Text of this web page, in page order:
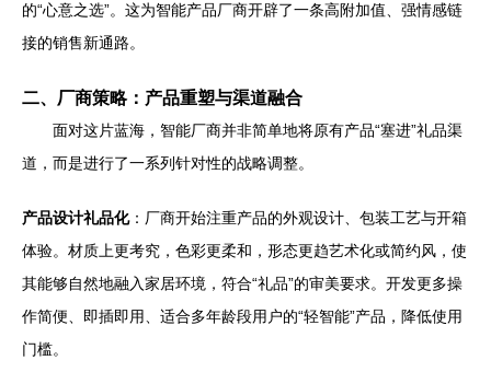
的“心意之选”。这为智能产品厂商开辟了一条高附加值、强情感链
接的销售新通路。
二、厂商策略：产品重塑与渠道融合
面对这片蓝海，智能厂商并非简单地将原有产品“塞进”礼品渠
道，而是进行了一系列针对性的战略调整。
产品设计礼品化：厂商开始注重产品的外观设计、包装工艺与开箱
体验。材质上更考究，色彩更柔和，形态更趋艺术化或简约风，使
其能够自然地融入家居环境，符合“礼品”的审美要求。开发更多操
作简便、即插即用、适合多年龄段用户的“轻智能”产品，降低使用
门槛。